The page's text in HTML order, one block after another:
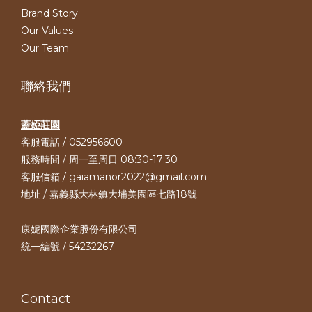
Brand Story
Our Values
Our Team
聯絡我們
蓋婭莊園
客服電話 / 052956600
服務時間 / 周一至周日 08:30-17:30
客服信箱 / gaiamanor2022@gmail.com
地址 / 嘉義縣大林鎮大埔美園區七路18號
康妮國際企業股份有限公司
統一編號 / 54232267
Contact